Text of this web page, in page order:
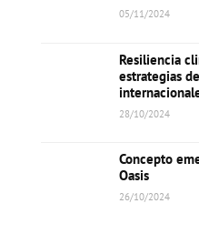
05/11/2024
Resiliencia
estrategias
28/10/2024
Concepto
Oasis
26/10/2024